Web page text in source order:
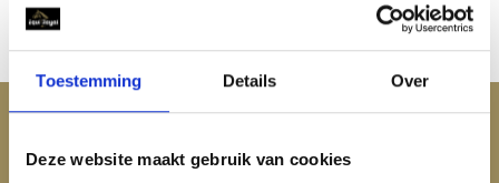
Toestemming Details Over
Deze website maakt gebruik van cookies
Delen
Maak je aankoop compleet